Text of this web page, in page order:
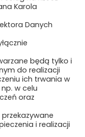
Karola
Danych
będą tylko i
do realizacji
ich trwania w
w celu
oraz
i realizacji